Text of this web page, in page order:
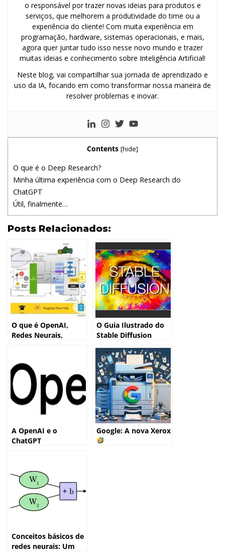
o responsável por trazer novas ideias para produtos e
serviços, que melhorem a produtividade do time ou a
experiência do cliente! Com muita experiência em
programação, hardware, sistemas operacionais, e mais,
agora quer juntar tudo isso nesse novo mundo e trazer
muitas ideias e conhecimento sobre Inteligência Artificial!
Neste blog, vai compartilhar sua jornada de aprendizado e
uso da IA, focando em como transformar nossa maneira de
resolver problemas e inovar.
Contents [hide]
O que é o Deep Research?
Minha última experiência com o Deep Research do
ChatGPT
Útil, finalmente…
Posts Relacionados:
O que é OpenAI,
Redes Neurais,
IA?
O Guia Ilustrado do
Stable Diffusion
A OpenAI e o
ChatGPT
Google: A nova Xerox
Conceitos básicos de
redes neurais: Um